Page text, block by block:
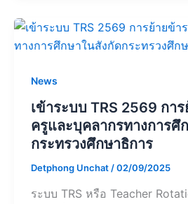
News
เข้าระบบ TRS 2569 กา
ครูและบุคลากรทางการศึ
กระทรวงศึกษาธิการ
Detphong Unchat /02/09/2025
ระบบ TRS หรือ Teacher